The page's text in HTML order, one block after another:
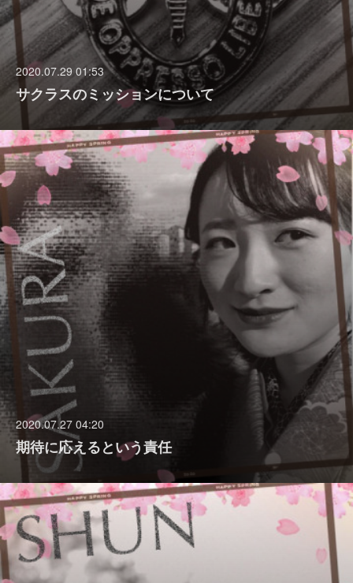
2020.07.29 01:53
サクラスのミッションについて
2020.07.27 04:20
期待に応えるという責任